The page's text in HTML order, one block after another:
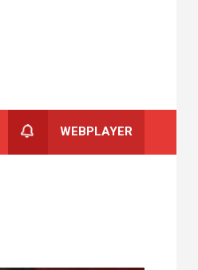
WEBPLAYER